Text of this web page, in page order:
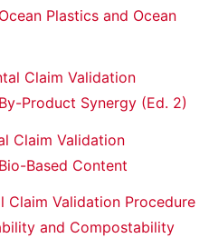
Plastics and Ocean
Claim Validation
Product Synergy (Ed. 2)
Claim Validation
Based Content
Claim Validation Procedure
and Compostability